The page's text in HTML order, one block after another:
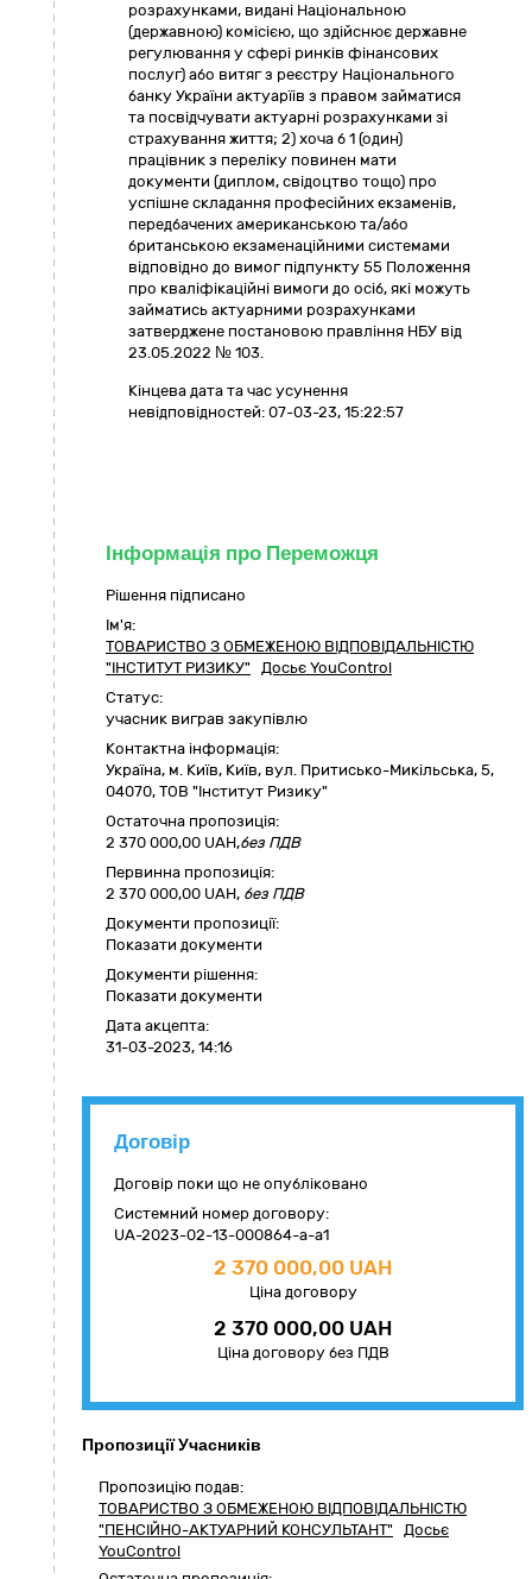
розрахунками, видані Національною
(державною) комісією, що здійснює державне
регулювання у сфері ринків фінансових
послуг) або витяг з реєстру Національного
банку України актуарїів з правом займатися
та посвідчувати актуарні розрахунками зі
страхування життя; 2) хоча б 1 (один)
працівник з переліку повинен мати
документи (диплом, свідоцтво тощо) про
успішне складання професійних екзаменів,
передбачених американською та/або
британською екзаменаційними системами
відповідно до вимог підпункту 55 Положення
про кваліфікаційні вимоги до осіб, які можуть
займатись актуарними розрахунками
затверджене постановою правління НБУ від
23.05.2022 № 103.
Кінцева дата та час усунення
невідповідностей: 07-03-23, 15:22:57
Інформація про Переможця
Рішення підписано
Ім'я:
ТОВАРИСТВО З ОБМЕЖЕНОЮ ВІДПОВІДАЛЬНІСТЮ
"ІНСТИТУТ РИЗИКУ" Досьє YouControl
Статус:
учасник виграв закупівлю
Контактна інформація:
Україна, м. Київ, Київ, вул. Притисько-Микільська, 5,
04070, ТОВ "Інститут Ризику"
Остаточна пропозиція:
2 370 000,00 UAH,без ПДВ
Первинна пропозиція:
2 370 000,00 UAH, без ПДВ
Документи пропозиції:
Показати документи
Документи рішення:
Показати документи
Дата акцепта:
31-03-2023, 14:16
Договір
Договір поки що не опубліковано
Системний номер договору:
UA-2023-02-13-000864-a-a1
2 370 000,00 UAH
Ціна договору
2 370 000,00 UAH
Ціна договору без ПДВ
Пропозиції Учасників
Пропозицію подав:
ТОВАРИСТВО З ОБМЕЖЕНОЮ ВІДПОВІДАЛЬНІСТЮ
"ПЕНСІЙНО-АКТУАРНИЙ КОНСУЛЬТАНТ" Досьє
YouControl